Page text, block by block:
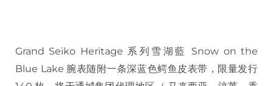
Grand Seiko Heritage 系列雪湖藍 Snow on the
Blue Lake 腕表随附一条深蓝色鳄鱼皮表带，限量发行